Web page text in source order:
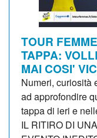
TOUR
TAPPA:
MAI COSI'
Numeri, curiosità
ad approfondire
tappa di ieri e
IL RITIRO DI